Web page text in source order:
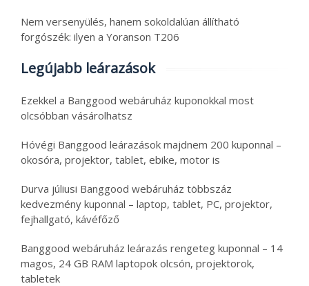
Nem versenyülés, hanem sokoldalúan állítható
forgószék: ilyen a Yoranson T206
Legújabb leárazások
Ezekkel a Banggood webáruház kuponokkal most
olcsóbban vásárolhatsz
Hóvégi Banggood leárazások majdnem 200 kuponnal –
okosóra, projektor, tablet, ebike, motor is
Durva júliusi Banggood webáruház többszáz
kedvezmény kuponnal – laptop, tablet, PC, projektor,
fejhallgató, kávéfőző
Banggood webáruház leárazás rengeteg kuponnal – 14
magos, 24 GB RAM laptopok olcsón, projektorok,
tabletek